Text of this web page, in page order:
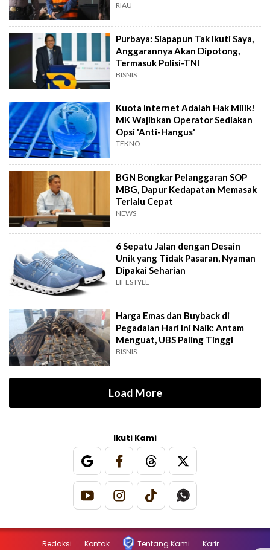
RIAU
Purbaya: Siapapun Tak Ikuti Saya,
Anggarannya Akan Dipotong,
Termasuk Polisi-TNI
BISNIS
Kuota Internet Adalah Hak Milik!
MK Wajibkan Operator Sediakan
Opsi 'Anti-Hangus'
TEKNO
BGN Bongkar Pelanggaran SOP
MBG, Dapur Kedapatan Memasak
Terlalu Cepat
NEWS
6 Sepatu Jalan dengan Desain
Unik yang Tidak Pasaran, Nyaman
Dipakai Seharian
LIFESTYLE
Harga Emas dan Buyback di
Pegadaian Hari Ini Naik: Antam
Menguat, UBS Paling Tinggi
BISNIS
Load More
Ikuti Kami
Redaksi Kontak Tentang Kami Karir